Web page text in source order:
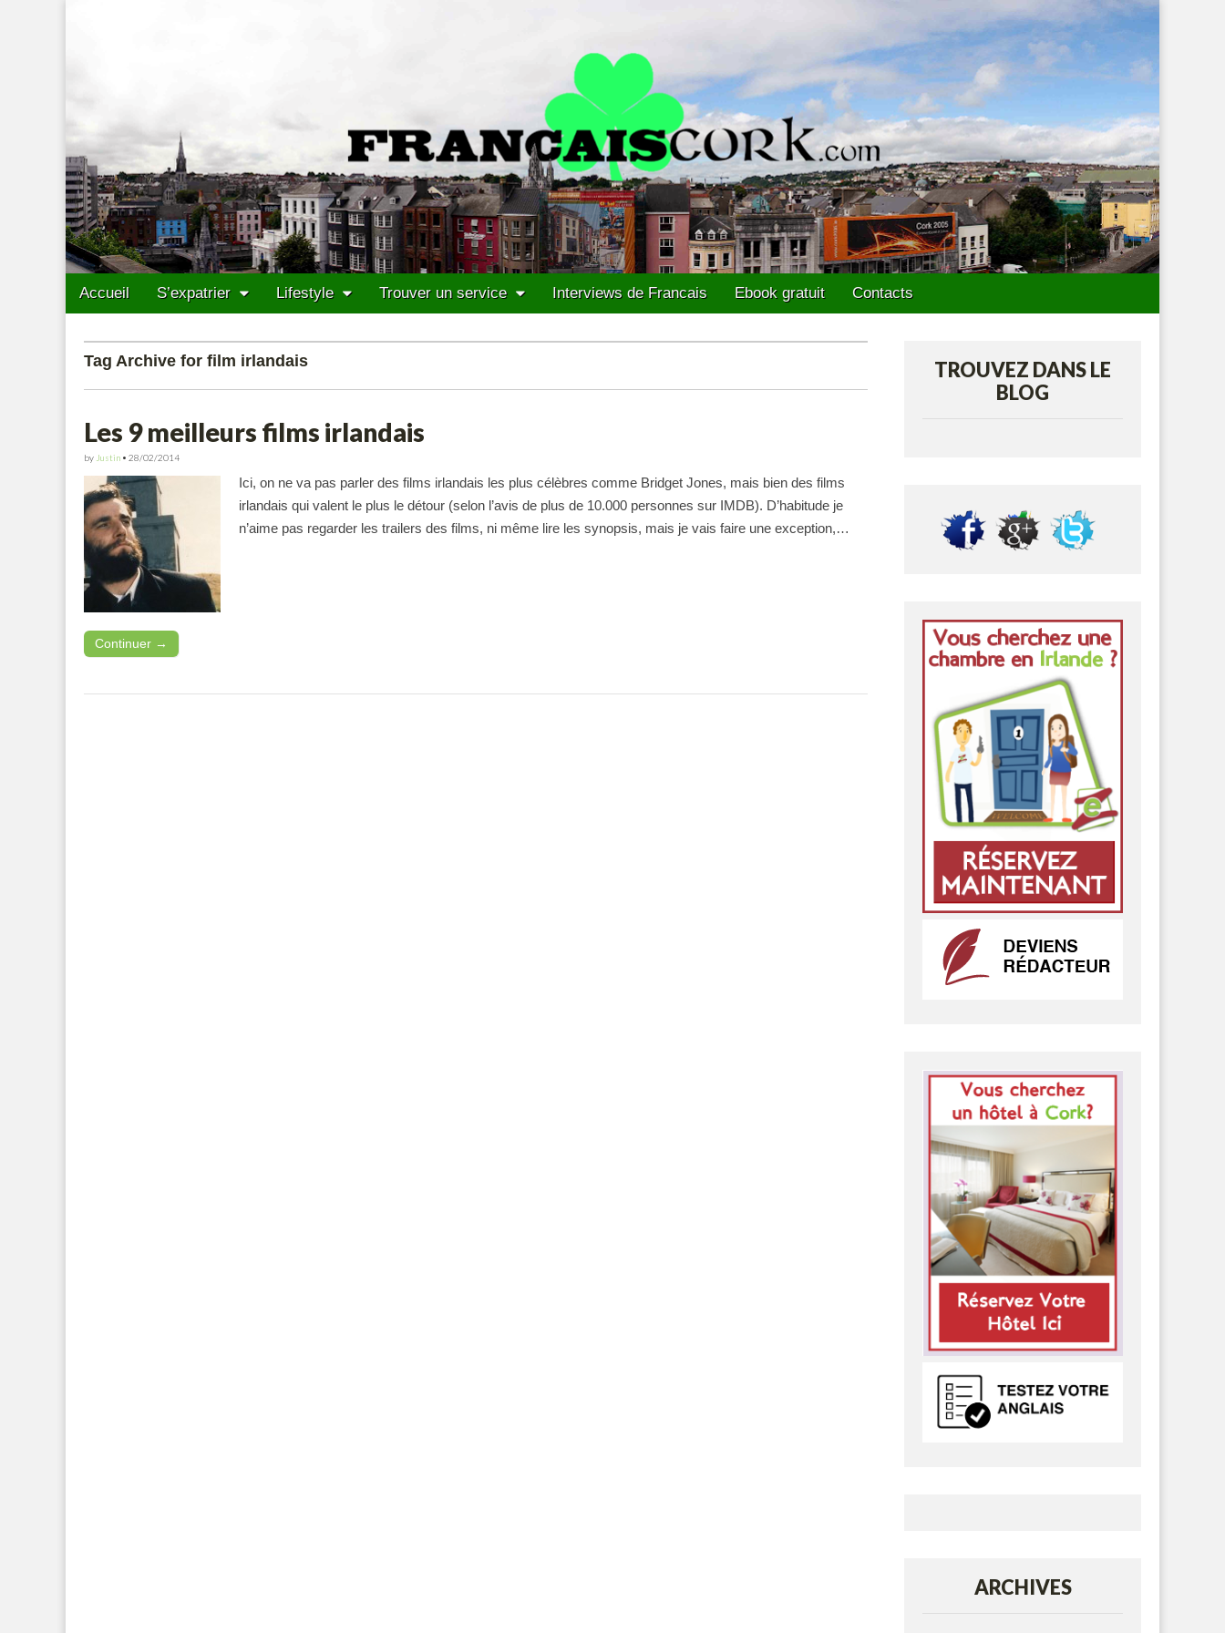
Main menu
Skip to content
Accueil S’expatrier Lifestyle Trouver un service Interviews de Francais Ebook gratuit Contacts
Tag Archive for film irlandais
Les 9 meilleurs films irlandais
by Justin • 28/02/2014
Ici, on ne va pas parler des films irlandais les plus célèbres comme Bridget Jones, mais bien des films
irlandais qui valent le plus le détour (selon l’avis de plus de 10.000 personnes sur IMDB). D’habitude je
n’aime pas regarder les trailers des films, ni même lire les synopsis, mais je vais faire une exception,…
Continuer →
TROUVEZ DANS LE
BLOG
ARCHIVES